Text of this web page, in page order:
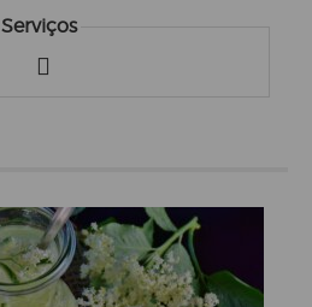
Serviços